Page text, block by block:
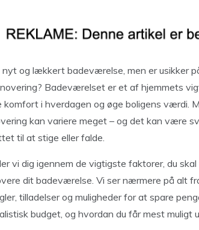
nyt og lækkert badeværelse, men er usikker
Badeværelset er et af hjemmets
komfort i hverdagen og øge boligens værdi.
kan variere meget – og det kan være
til at stige eller falde.
vi dig igennem de vigtigste faktorer, du
dit badeværelse. Vi ser nærmere på alt
tilladelser og muligheder for at spare
budget, og hvordan du får mest muligt